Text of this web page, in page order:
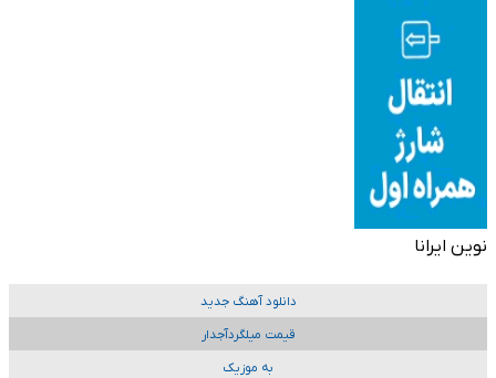
نوین ایرانا
دانلود آهنگ جدید
قیمت میلگردآجدار
به موزیک